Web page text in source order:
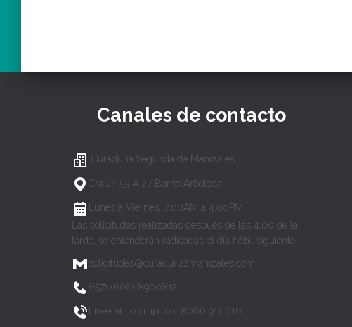
Canales de contacto
Curaduría Segunda de Manizales
Cra 24 53 A 27 Barrio Arboleda
Lunes a Viernes, 7:00AM a 4:00PM
Las solicitudes realizadas después de las 4:00 de la
tarde, se entenderán radicadas el día hábil siguiente.
solicitudes@curaduria2manizales.com
(+57) (606) 8900812
Línea anticorrupción: 8000 911 616